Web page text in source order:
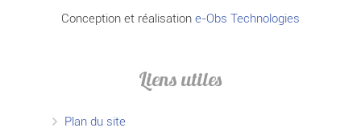
Conception et réalisation e-Obs Technologies
Liens utiles
Plan du site